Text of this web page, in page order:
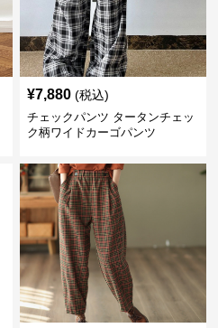
¥7,880 (税込)
チェックパンツ タータンチェッ
ク柄ワイドカーゴパンツ